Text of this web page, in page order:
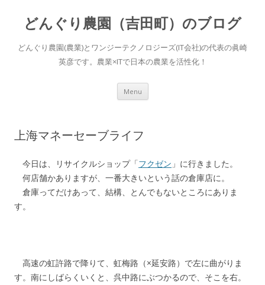
どんぐり農園（吉田町）のブログ
どんぐり農園(農業)とワンジーテクノロジーズ(IT会社)の代表の眞崎
英彦です。農業×ITで日本の農業を活性化！
Menu Skip to content
上海マネーセーブライフ
今日は、リサイクルショップ「フクゼン 」に行きました。
何店舗かありますが、一番大きいという話の倉庫店に。
倉庫ってだけあって、結構、とんでもないところにありま
す。
高速の虹許路で降りて、虹梅路（×延安路）で左に曲がりま
す。南にしばらくいくと、呉中路にぶつかるので、そこを右。